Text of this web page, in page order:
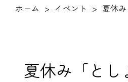
ホーム イベント 夏休
夏休み「とし